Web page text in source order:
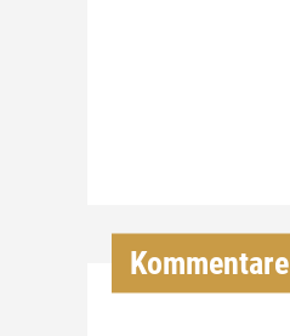
Kommentare